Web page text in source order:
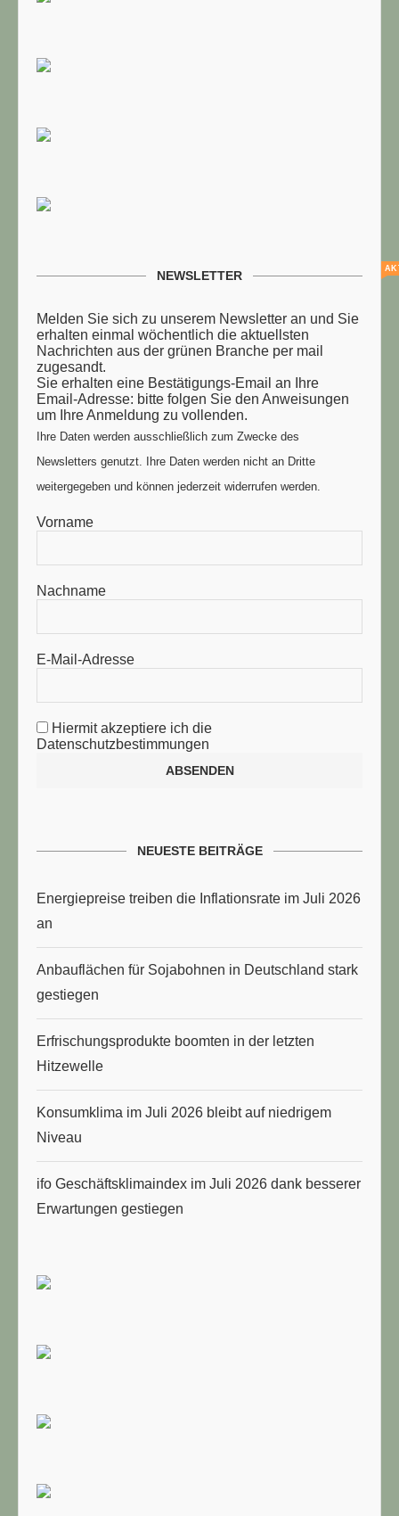
NEWSLETTER
Melden Sie sich zu unserem Newsletter an und Sie
erhalten einmal wöchentlich die aktuellsten
Nachrichten aus der grünen Branche per mail
zugesandt.
Sie erhalten eine Bestätigungs-Email an Ihre
Email-Adresse: bitte folgen Sie den Anweisungen
um Ihre Anmeldung zu vollenden.
Ihre Daten werden ausschließlich zum Zwecke des
Newsletters genutzt. Ihre Daten werden nicht an Dritte
weitergegeben und können jederzeit widerrufen werden.
Vorname
Nachname
E-Mail-Adresse
Hiermit akzeptiere ich die
Datenschutzbestimmungen
NEUESTE BEITRÄGE
Energiepreise treiben die Inflationsrate im Juli 2026
an
Anbauflächen für Sojabohnen in Deutschland stark
gestiegen
Erfrischungsprodukte boomten in der letzten
Hitzewelle
Konsumklima im Juli 2026 bleibt auf niedrigem
Niveau
ifo Geschäftsklimaindex im Juli 2026 dank besserer
Erwartungen gestiegen